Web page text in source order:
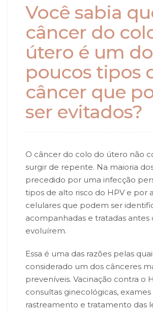
Você sabia
câncer do
útero é um
poucos tipos
câncer que
ser evitados?
O câncer do colo do útero não
surgir de repente. Na maioria
precedido por uma infecção
tipos de alto risco do HPV e por
celulares que podem ser
acompanhadas e tratadas antes
evoluírem.
Essa é uma das razões pelas
considerado um dos cânceres
preveníveis. Vacinação contra o
consultas ginecológicas, exames
rastreamento e tratamento das